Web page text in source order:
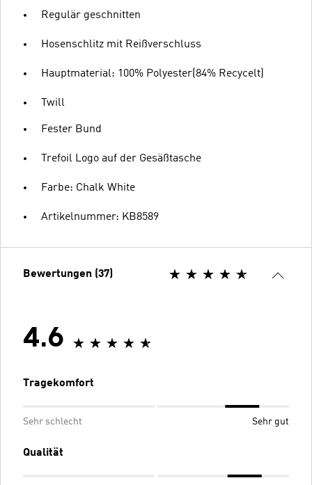
Regulär geschnitten
Hosenschlitz mit Reißverschluss
Hauptmaterial: 100% Polyester(84% Recycelt)
Twill
Fester Bund
Trefoil Logo auf der Gesäßtasche
Farbe: Chalk White
Artikelnummer: KB8589
Bewertungen (37)
4.6
Tragekomfort
Sehr schlecht Sehr gut
Qualität